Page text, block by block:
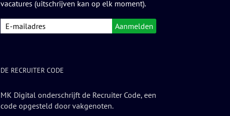
vacatures (uitschrijven kan op elk moment).
DE RECRUITER CODE
MK Digital onderschrijft de Recruiter Code, een
code opgesteld door vakgenoten.